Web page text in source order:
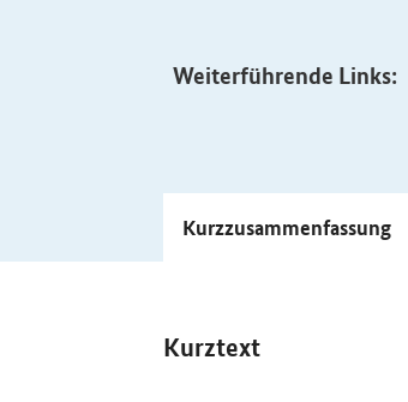
Weiterführende Links:
Kurzzusammenfassung
Kurztext